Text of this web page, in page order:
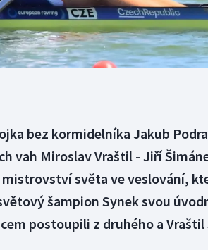
bez kormidelníka Jakub
vah Miroslav Vraštil - Jiří
světa ve veslování,
šampion Synek svou
postoupili z druhého a Vraštil